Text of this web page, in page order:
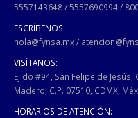
5557143648/5557690994/
ESCRÍBENOS
hola@fynsa.mx/
VISÍTANOS:
Ejido #94, San Felipe de Jesús,
Madero, C.P. 07510, CDMX,
HORARIOS DE ATENCIÓN: